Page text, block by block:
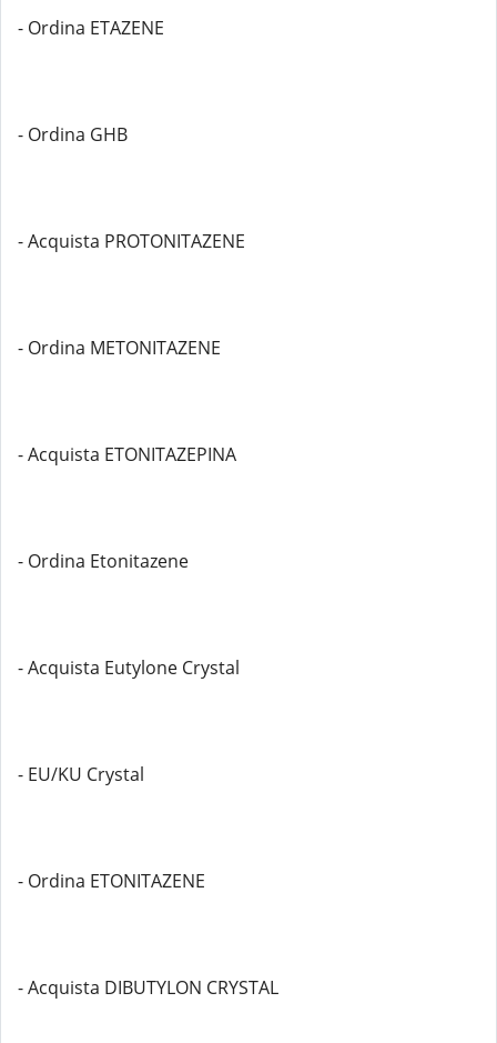
- Ordina ETAZENE
- Ordina GHB
- Acquista PROTONITAZENE
- Ordina METONITAZENE
- Acquista ETONITAZEPINA
- Ordina Etonitazene
- Acquista Eutylone Crystal
- EU/KU Crystal
- Ordina ETONITAZENE
- Acquista DIBUTYLON CRYSTAL